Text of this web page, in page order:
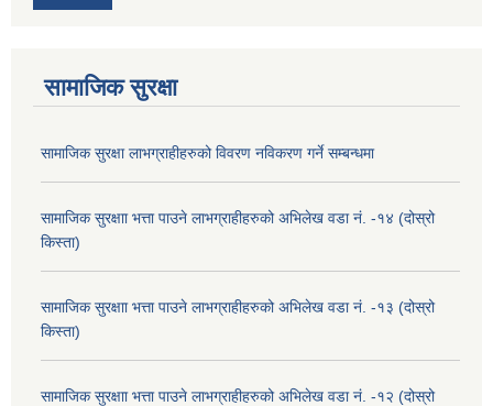
सामाजिक सुरक्षा
सामाजिक सुरक्षा लाभग्राहीहरुको विवरण नविकरण गर्ने सम्बन्धमा
सामाजिक सुरक्षाा भत्ता पाउने लाभग्राहीहरुको अभिलेख वडा नं. -१४ (दोस्रो
किस्ता)
सामाजिक सुरक्षाा भत्ता पाउने लाभग्राहीहरुको अभिलेख वडा नं. -१३ (दोस्रो
किस्ता)
सामाजिक सुरक्षाा भत्ता पाउने लाभग्राहीहरुको अभिलेख वडा नं. -१२ (दोस्रो